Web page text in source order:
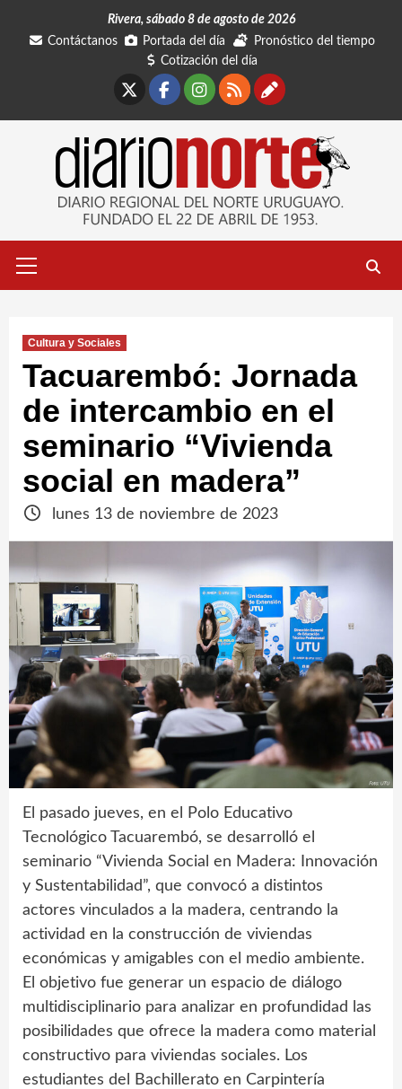
Rivera, sábado 8 de agosto de 2026
Contáctanos
Portada del día
Pronóstico del tiempo
Cotización del día
Facebook
Instagram
RSSContáctanos
primario
Cultura y Sociales
Tacuarembó: Jornada
de intercambio en el
seminario “Vivienda
social en madera”
lunes 13 de noviembre de 2023
El pasado jueves, en el Polo Educativo
Tecnológico Tacuarembó, se desarrolló el
seminario “Vivienda Social en Madera: Innovación
y Sustentabilidad”, que convocó a distintos
actores vinculados a la madera, centrando la
actividad en la construcción de viviendas
económicas y amigables con el medio ambiente.
El objetivo fue generar un espacio de diálogo
multidisciplinario para analizar en profundidad las
posibilidades que ofrece la madera como material
constructivo para viviendas sociales. Los
estudiantes del Bachillerato en Carpintería